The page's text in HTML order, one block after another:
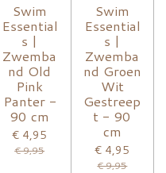
Swim
Essential
s |
Zwemba
nd Old
Pink
Panter -
90 cm
€ 4,95
€ 9,95
Swim
Essential
s |
Zwemba
nd Groen
Wit
Gestreep
t - 90
cm
€ 4,95
€ 9,95